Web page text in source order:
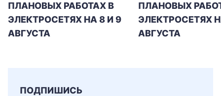
ПЛАНОВЫХ РАБОТАХ В
ЭЛЕКТРОСЕТЯХ НА 8 И 9
АВГУСТА
ПЛАНОВЫХ
ЭЛЕКТРОСЕТЯХ
АВГУСТА
ПОДПИШИСЬ